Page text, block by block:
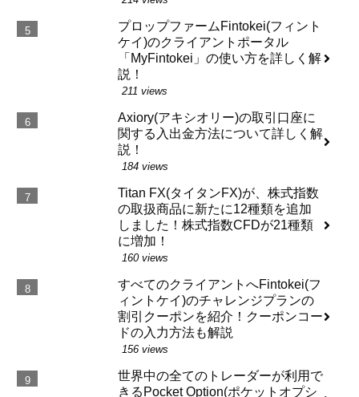
プロップファームFintokei(フィント
ケイ)のクライアントポータル
「MyFintokei」の使い方を詳しく解
説！
211 views
Axiory(アキシオリー)の取引口座に
関する入出金方法について詳しく解
説！
184 views
Titan FX(タイタンFX)が、株式指数
の取扱商品に新たに12種類を追加
しました！株式指数CFDが21種類
に増加！
160 views
すべてのクライアントへFintokei(フ
ィントケイ)のチャレンジプランの
割引クーポンを紹介！クーポンコー
ドの入力方法も解説
156 views
世界中の全てのトレーダーが利用で
きるPocket Option(ポケットオプシ